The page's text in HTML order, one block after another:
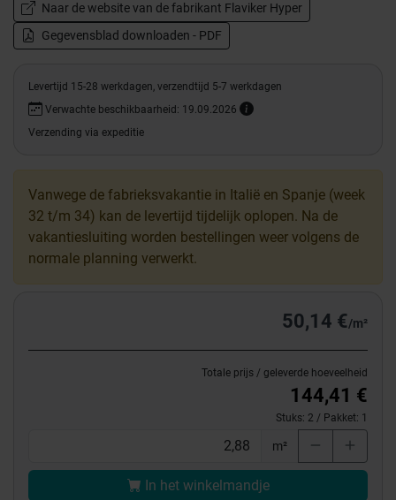
Naar de website van de fabrikant Flaviker Hyper
Gegevensblad downloaden - PDF
Levertijd 15-28 werkdagen, verzendtijd 5-7 werkdagen
Verwachte beschikbaarheid: 19.09.2026
Verzending via expeditie
Vanwege de fabrieksvakantie in Italië en Spanje (week
32 t/m 34) kan de levertijd tijdelijk oplopen. Na de
vakantiesluiting worden bestellingen weer volgens de
normale planning verwerkt.
50,14 €/m²
Totale prijs / geleverde hoeveelheid
144,41 €
Stuks: 2 / Pakket: 1
m²
In het winkelmandje